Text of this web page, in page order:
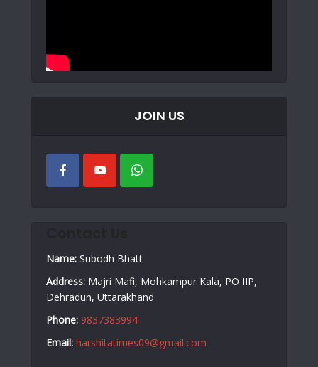
JOIN US
Name: Subodh Bhatt
Address: Majri Mafi, Mohkampur Kala, PO IIP,
Dehradun, Uttarakhand
Phone: 9837383994
Email: harshitatimes09@gmail.com